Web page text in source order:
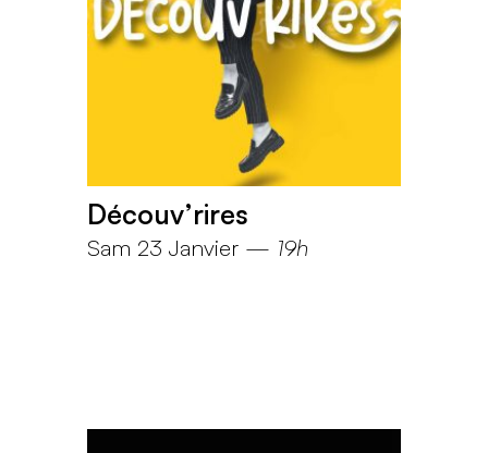
Découv’rires
Sam 23 Janvier — 19h